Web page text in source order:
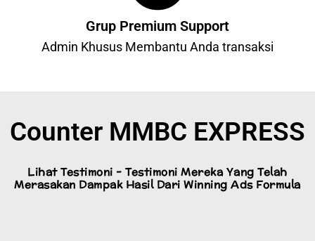
Grup Premium Support
Admin Khusus Membantu Anda transaksi
Counter MMBC EXPRESS
Lihat Testimoni - Testimoni Mereka Yang Telah
Merasakan Dampak Hasil Dari Winning Ads Formula